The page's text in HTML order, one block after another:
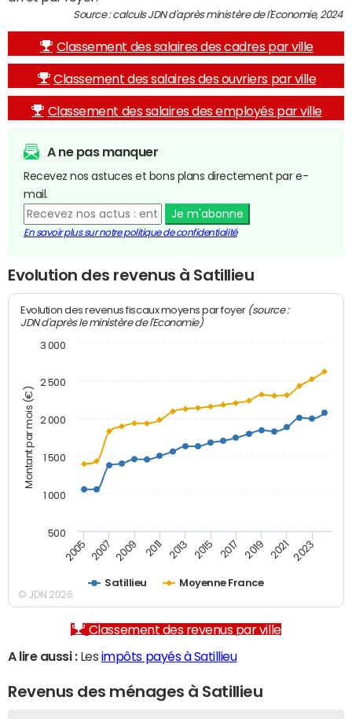
Source : calculs JDN d'après ministère de l'Economie, 2024
Classement des salaires des cadres par ville
Classement des salaires des ouvriers par ville
Classement des salaires des employés par ville
A ne pas manquer
Recevez nos astuces et bons plans directement par e-
mail.
Je m'abonne
En savoir plus sur notre politique de confidentialité
Evolution des revenus à Satillieu
Montant par mois (€)
Evolution des revenus fiscaux moyens par foyer (source :
JDN d'après le ministère de l'Economie)
Satillieu Moyenne France
2005 2007 2009 2011 2013 2015 2017 2019 2021 2023
500
1 000
1 500
2 000
2 500
3 000
© JDN 2026
Classement des revenus par ville
A lire aussi :Les impôts payés à Satillieu
Revenus des ménages à Satillieu